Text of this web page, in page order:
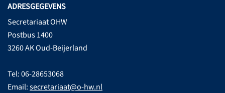
ADRESGEGEVENS
Secretariaat OHW
Postbus 1400
3260 AK Oud-Beijerland
Tel: 06-28653068
Email:secretariaat@o-hw.nl